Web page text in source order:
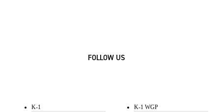
FOLLOW US
K-1 K-1 WGP